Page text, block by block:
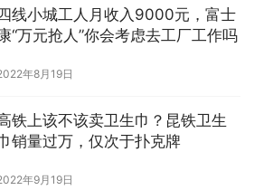
线小城工人月收入9000元，富士
“万元抢人”你会考虑去工厂工作吗
年8月19日
铁上该不该卖卫生巾？昆铁卫生
销量过万，仅次于扑克牌
年9月19日